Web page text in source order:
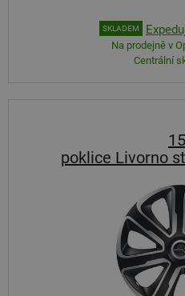
SKLADEM
Na prodejně v
Centrální
poklice Livorno